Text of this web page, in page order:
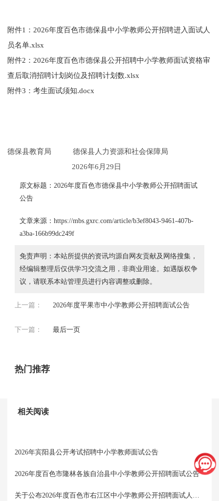
附件1：2026年度百色市德保县中小学教师公开招聘进入面试人
员名单.xlsx
附件2：2026年度百色市德保县公开招聘中小学教师面试资格审
查后取消招聘计划岗位及招聘计划数.xlsx
附件3：考生面试须知.docx
德保县教育局 德保县人力资源和社会保障局
2026年6月29日
原文标题：2026年度百色市德保县中小学教师公开招聘面试
公告
文章来源：https://mbs.gxrc.com/article/b3ef8043-9461-407b-
a3ba-166b99dc249f
免责声明：本站所提供的资讯均源自网友贡献及网络搜集，
经编辑整理后仅供学习交流之用，非商业用途。如遇版权争
议，请联系本站管理员进行内容调整或删除。
上一篇： 2026年度平果市中小学教师公开招聘面试公告
下一篇： 最后一页
热门推荐
相关阅读
2026年宾阳县公开考试招聘中小学教师面试公告
2026年度百色市隆林各族自治县中小学教师公开招聘面试公告
关于公布2026年度百色市右江区中小学教师公开招聘面试人员名单的公告